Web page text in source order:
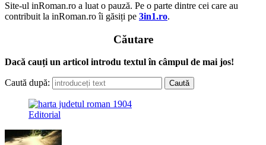
Site-ul inRoman.ro a luat o pauză. Pe o parte dintre cei care au
contribuit la inRoman.ro îi găsiți pe 3in1.ro.
Căutare
Dacă cauți un articol introdu textul în câmpul de mai jos!
Caută după:
Editorial